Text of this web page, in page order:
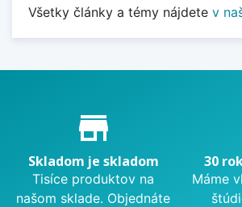
Všetky články a témy nájdete v
Proč nakupovat u nás?
store_mall_directory
Skladom je skladom
Tisíce produktov na
našom sklade. Objednáte
30
Máme